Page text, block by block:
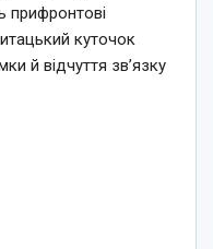
прифронтові
куточок
й відчуття зв’язку